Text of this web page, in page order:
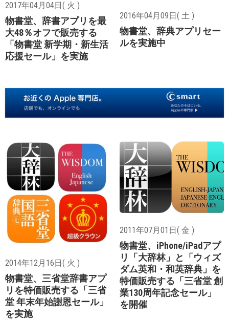
2017年04月04日( 火 )
物書堂、辞書アプリを最
大48％オフで販売する
「物書堂 新学期・新生活
応援セール」を実施
2016年04月09日( 土 )
物書堂、辞典アプリセー
ルを実施中
2014年12月16日( 火 )
物書堂、三省堂辞書アプ
リを特価販売する「三省
堂 年末年始謝恩セール」
を実施
2011年07月01日( 金 )
物書堂、iPhone/iPadアプ
リ「大辞林」と「ウィズ
ダム英和・和英辞典」を
特価販売する「三省堂 創
業130周年記念セール」
を開催